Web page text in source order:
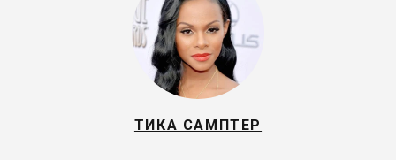
ТИКА САМПТЕР